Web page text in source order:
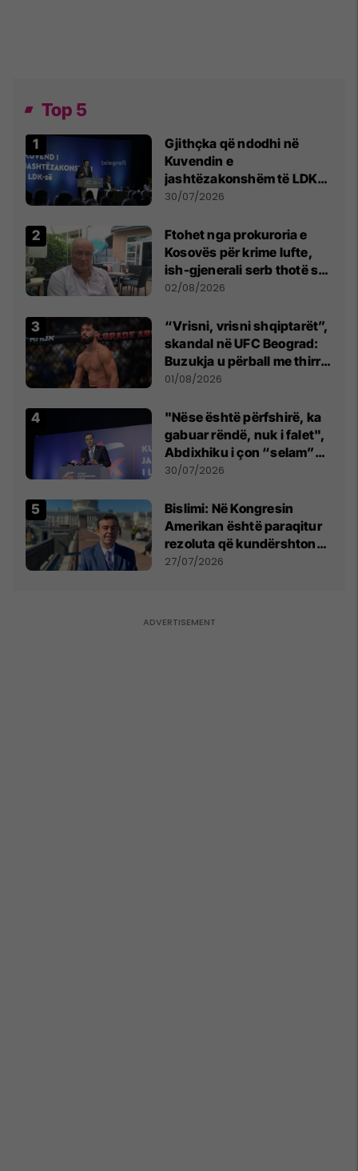
Top 5
Gjithçka që ndodhi në
Kuvendin e
jashtëzakonshëm të LDK-
së
30/07/2026
Ftohet nga prokuroria e
Kosovës për krime lufte,
ish-gjenerali serb thotë se
dikush e tradhtoi në
02/08/2026
“Vrisni, vrisni shqiptarët”,
skandal në UFC Beograd:
Buzukja u përball me thirrje
anti-shqiptare nga
01/08/2026
"Nëse është përfshirë, ka
gabuar rëndë, nuk i falet",
Abdixhiku i çon “selam”
Përparim Ramës
30/07/2026
Bislimi: Në Kongresin
Amerikan është paraqitur
rezoluta që kundërshton
mbajtjen e Asamblesë
27/07/2026